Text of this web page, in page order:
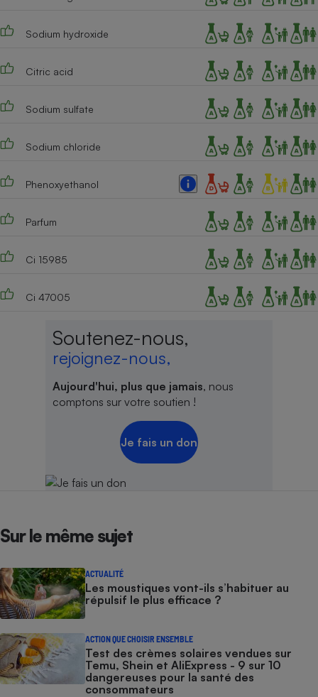
Sodium hydroxide
Citric acid
Sodium sulfate
Sodium chloride
Phenoxyethanol
Parfum
Ci 15985
Ci 47005
Soutenez-nous,
rejoignez-nous,
Aujourd'hui, plus que jamais, nous
comptons sur votre soutien !
Je fais un don
Sur le même sujet
ACTUALITÉ
Les moustiques vont-ils s’habituer au
répulsif le plus efficace ?
ACTION QUE CHOISIR ENSEMBLE
Test des crèmes solaires vendues sur
Temu, Shein et AliExpress - 9 sur 10
dangereuses pour la santé des
consommateurs